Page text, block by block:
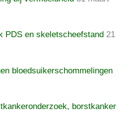
PDS en skeletscheefstand 21
bloedsuikerschommelingen
borstkanker